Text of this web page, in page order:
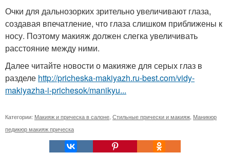
Очки для дальнозорких зрительно увеличивают глаза,
создавая впечатление, что глаза слишком приближены к
носу. Поэтому макияж должен слегка увеличивать
расстояние между ними.
Далее читайте новости о макияже для серых глаз в
разделе http://pricheska-makiyazh.ru-best.com/vidy-
makiyazha-i-prichesok/manikyu...
Категории: Макияж и прическа в салоне Стильные прически и макияж Маникюр
педикюр макияж прическа